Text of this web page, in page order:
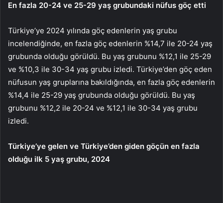
En fazla 20-24 ve 25-29 yaş grubundaki nüfus göç etti
Türkiye’ye 2024 yılında göç edenlerin yaş grubu
incelendiğinde, en fazla göç edenlerin %14,7 ile 20-24 yaş
grubunda olduğu görüldü. Bu yaş grubunu %12,1 ile 25-29
ve %10,3 ile 30-34 yaş grubu izledi. Türkiye’den göç eden
nüfusun yaş gruplarına bakıldığında, en fazla göç edenlerin
%14,4 ile 25-29 yaş grubunda olduğu görüldü. Bu yaş
grubunu %12,2 ile 20-24 ve %12,1 ile 30-34 yaş grubu
izledi.
Türkiye’ye gelen ve Türkiye’den giden göçün en fazla
olduğu ilk 5 yaş grubu, 2024